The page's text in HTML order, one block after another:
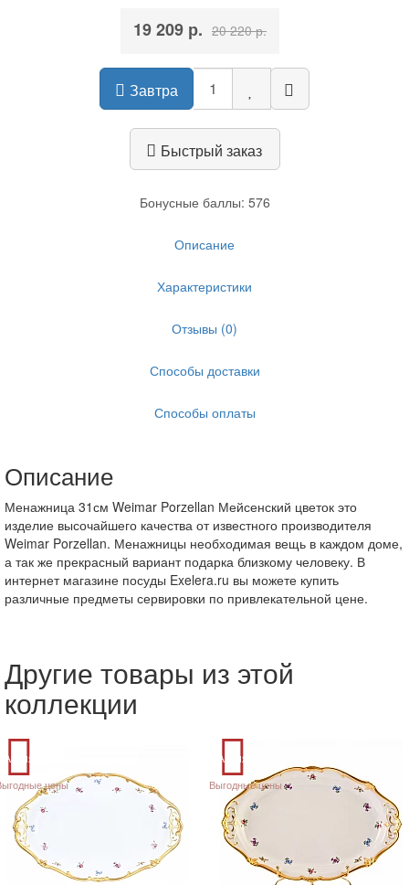
19 209 р. 20 220 р.
Завтра
Быстрый заказ
Бонусные баллы: 576
Описание
Характеристики
Отзывы (0)
Способы доставки
Способы оплаты
Описание
Менажница 31см Weimar Porzellan Мейсенский цветок это
изделие высочайшего качества от известного производителя
Weimar Porzellan. Менажницы необходимая вещь в каждом доме,
а так же прекрасный вариант подарка близкому человеку. В
интернет магазине посуды Exelera.ru вы можете купить
различные предметы сервировки по привлекательной цене.
Другие товары из этой
коллекции
Акция
цены
Акция
Выгодные цены